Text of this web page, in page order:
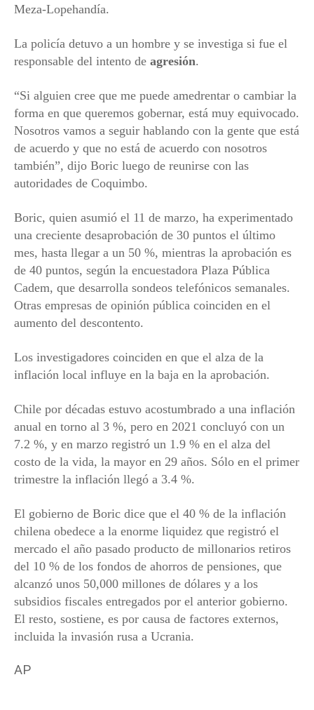
Meza-Lopehandía.
La policía detuvo a un hombre y se investiga si fue el
responsable del intento de agresión.
“Si alguien cree que me puede amedrentar o cambiar la
forma en que queremos gobernar, está muy equivocado.
Nosotros vamos a seguir hablando con la gente que está
de acuerdo y que no está de acuerdo con nosotros
también”, dijo Boric luego de reunirse con las
autoridades de Coquimbo.
Boric, quien asumió el 11 de marzo, ha experimentado
una creciente desaprobación de 30 puntos el último
mes, hasta llegar a un 50 %, mientras la aprobación es
de 40 puntos, según la encuestadora Plaza Pública
Cadem, que desarrolla sondeos telefónicos semanales.
Otras empresas de opinión pública coinciden en el
aumento del descontento.
Los investigadores coinciden en que el alza de la
inflación local influye en la baja en la aprobación.
Chile por décadas estuvo acostumbrado a una inflación
anual en torno al 3 %, pero en 2021 concluyó con un
7.2 %, y en marzo registró un 1.9 % en el alza del
costo de la vida, la mayor en 29 años. Sólo en el primer
trimestre la inflación llegó a 3.4 %.
El gobierno de Boric dice que el 40 % de la inflación
chilena obedece a la enorme liquidez que registró el
mercado el año pasado producto de millonarios retiros
del 10 % de los fondos de ahorros de pensiones, que
alcanzó unos 50,000 millones de dólares y a los
subsidios fiscales entregados por el anterior gobierno.
El resto, sostiene, es por causa de factores externos,
incluida la invasión rusa a Ucrania.
AP